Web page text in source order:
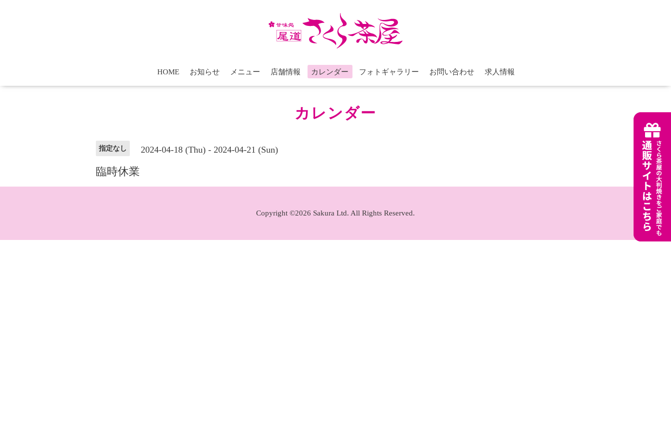
HOME お知らせ メニュー 店舗情報 カレンダー フォトギャラリー お問い合わせ 求人情報
カレンダー
指定なし 2024-04-18 (Thu) - 2024-04-21 (Sun)
臨時休業
Copyright ©2026 Sakura Ltd. All Rights Reserved.